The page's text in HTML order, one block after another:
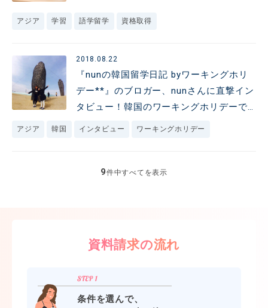
アジア 学習 語学留学 資格取得
2018.08.22
『nunの韓国留学日記 byワーキングホリ
デー**』のブロガー、nunさんに直撃イン
タビュー！韓国のワーキングホリデーで
の体験を聞いてみました★
アジア 韓国 インタビュー ワーキングホリデー
9件中すべてを表示
資料請求の流れ
条件を選んで、